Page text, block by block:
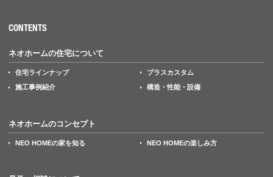
CONTENTS
ネオホームの住宅について
住宅ラインナップ プラスカスタム
施工事例紹介 構造・性能・設備
ネオホームのコンセプト
NEO HOMEの家を知る NEO HOMEの楽しみ方